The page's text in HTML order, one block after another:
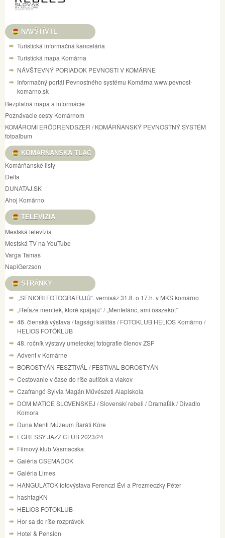
NAVŠTÍVTE
Turistická informačná kancelária
Turistická mapa Komárna
NÁVŠTEVNÝ PORIADOK PEVNOSTI V KOMÁRNE
Informačný portál Pevnostného systému Komárna www.pevnost-
komarno.sk
Bezplatná mapa a informácie
Poznávacie cesty Komárnom
KOMÁROMI ERŐDRENDSZER / KOMÁRŇANSKÝ PEVNOSTNÝ SYSTÉM
fotoalbum
KOMÁRŇANSKÁ TLAČ
Komárňanské listy
Delta
DUNATAJ.SK
Ahoj Komárno
TELEVÍZIA
Mestská televízia
Mestská TV na YouTube
Varga Tamas
NapiGerzson
STRÁNKY
,,SENIORI FOTOGRAFUJÚ“. vernisáž 31.8. o 17.h. v MKS komárno
„Reťaze mentiek, ktoré spájajú“ / „Mentelánc, ami összeköt”
46. členská výstava / tagsági kiálítás / FOTOKLUB HELIOS Komárno /
HELIOS FOTÓKLUB
48. ročník výstavy umeleckej fotografie členov ZSF
Advent v Komárne
BOROSTYÁN FESZTIVÁL / FESTIVAL BOROSTYÁN
Cestovanie v čase do ríše autíčok a vlakov
Czafrangó Sylvia Magán Művészeti Alapiskola
DOM MATICE SLOVENSKEJ / Slovenskí rebeli / Dramaťák / Divadlo
Komora
Duna Menti Múzeum Baráti Köre
EGRESSY JAZZ CLUB 2023/24
Filmový klub Vasmacska
Galéria CSEMADOK
Galéria Limes
HANGULATOK fotovýstava Ferenczi Évi a Prezmeczky Péter
hashtagKN
HELIOS FOTOKLUB
Hor sa do ríše rozprávok
Hotel & Pension